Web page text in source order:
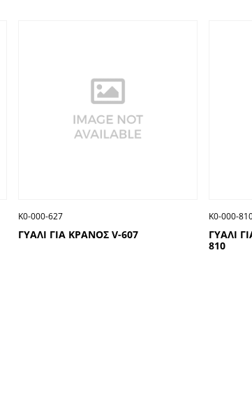
ΓΥΑΛΙ ΓΙΑ ΚΡΑΝΟΣ V-607
Κ0-000-627
ΓΥΑΛΙ
810
Κ0-000-